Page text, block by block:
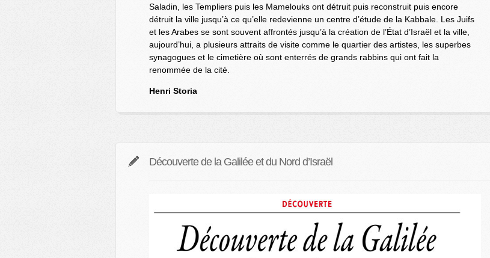
Saladin, les Templiers puis les Mamelouks ont détruit puis reconstruit puis encore
détruit la ville jusqu’à ce qu’elle redevienne un centre d’étude de la Kabbale. Les Juifs
et les Arabes se sont souvent affrontés jusqu’à la création de l’État d’Israël et la ville,
aujourd’hui, a plusieurs attraits de visite comme le quartier des artistes, les superbes
synagogues et le cimetière où sont enterrés de grands rabbins qui ont fait la
renommée de la cité.
Henri Storia
Découverte de la Galilée et du Nord d’Israël